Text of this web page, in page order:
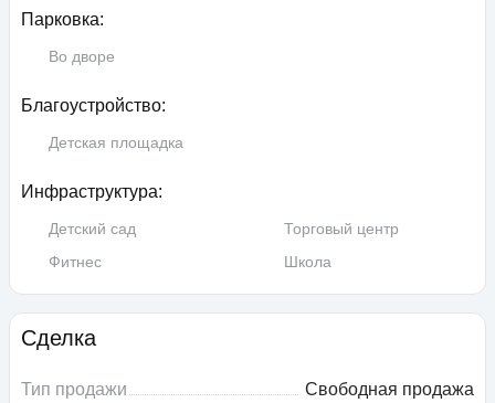
Парковка:
Во дворе
Благоустройство:
Детская площадка
Инфраструктура:
Детский сад
Торговый центр
Фитнес
Школа
Сделка
Тип продажи
Свободная продажа